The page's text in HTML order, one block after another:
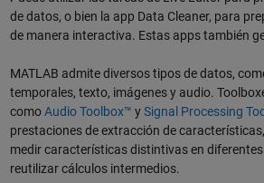
de datos, o bien la app Data Cleaner, para
de manera interactiva. Estas apps también
MATLAB admite diversos tipos de datos,
temporales, texto, imágenes y audio.
comoAudio Toolbox™ ySignal Processing
prestaciones de extracción de
medir características distintivas en
reutilizar cálculos intermedios.